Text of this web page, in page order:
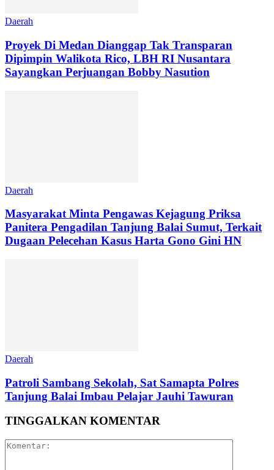
Daerah
Proyek Di Medan Dianggap Tak Transparan
Dipimpin Walikota Rico, LBH RI Nusantara
Sayangkan Perjuangan Bobby Nasution
Daerah
Masyarakat Minta Pengawas Kejagung Priksa
Panitera Pengadilan Tanjung Balai Sumut, Terkait
Dugaan Pelecehan Kasus Harta Gono Gini HN
Daerah
Patroli Sambang Sekolah, Sat Samapta Polres
Tanjung Balai Imbau Pelajar Jauhi Tawuran
TINGGALKAN KOMENTAR